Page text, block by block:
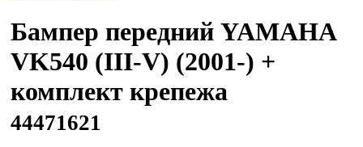
Бампер передний YAMAHA
VK540 (III-V) (2001-) +
комплект крепежа
44471621